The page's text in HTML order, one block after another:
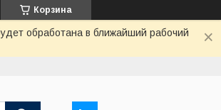
Корзина
обработана в ближайший рабочий